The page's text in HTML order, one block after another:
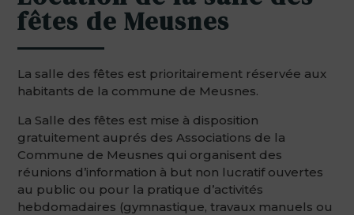
fêtes de Meusnes
La salle des fêtes est prioritairement réservée aux
habitants de la commune de Meusnes.
La Salle des fêtes est mise à disposition
gratuitement auprés des Associations de la
Commune de Meusnes qui organisent des
réunions d’information à but non lucratif ouvertes
au public ou pour la pratique d’activités
hebdomadaires (gymnastique, travaux manuels ou